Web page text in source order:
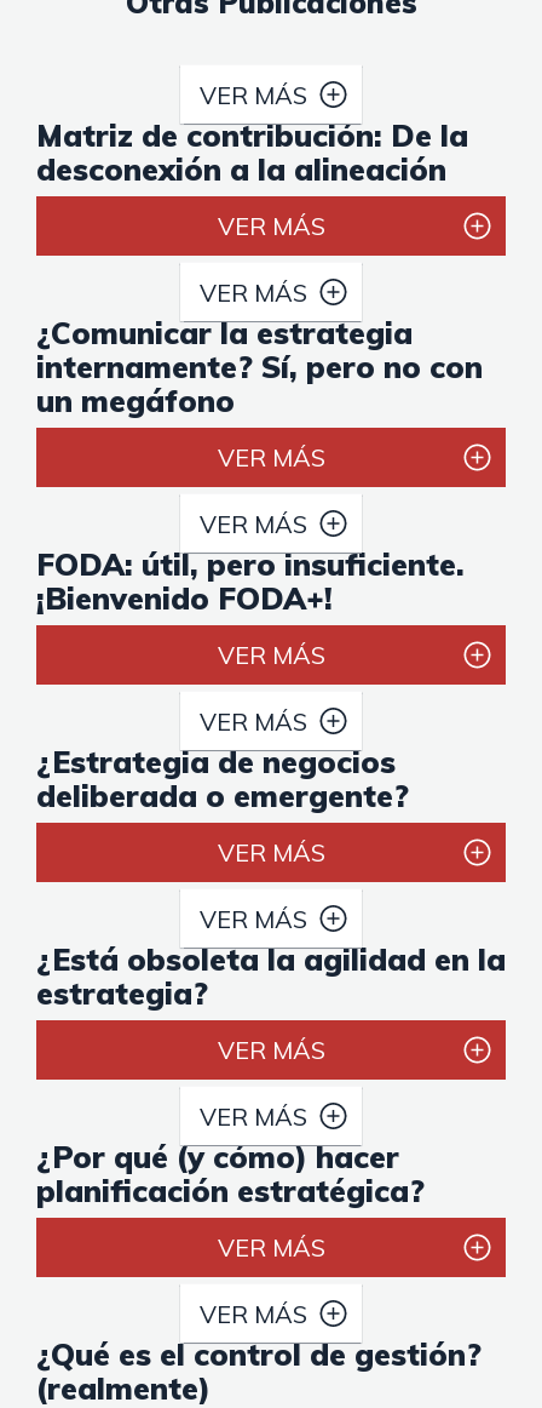
VER MÁS
Matriz de contribución: De la
desconexión a la alineación
VER MÁS
VER MÁS
¿Comunicar la estrategia
internamente? Sí, pero no con
un megáfono
VER MÁS
VER MÁS
FODA: útil, pero insuficiente.
¡Bienvenido FODA+!
VER MÁS
VER MÁS
¿Estrategia de negocios
deliberada o emergente?
VER MÁS
VER MÁS
¿Está obsoleta la agilidad en la
estrategia?
VER MÁS
VER MÁS
¿Por qué (y cómo) hacer
planificación estratégica?
VER MÁS
VER MÁS
¿Qué es el control de gestión?
(realmente)